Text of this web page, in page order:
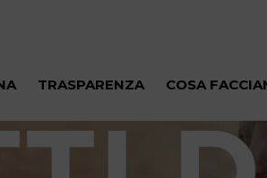
TRASPARENZA COSA